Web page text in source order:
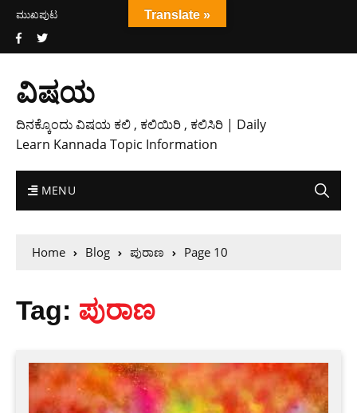
ಮುಖಪುಟ
ವಿಷಯ
ದಿನಕ್ಕೊಂದು ವಿಷಯ ಕಲಿ , ಕಲಿಯಿರಿ , ಕಲಿಸಿರಿ | Daily
Learn Kannada Topic Information
MENU
Home Blog ಪುರಾಣ Page 10
Tag: ಪುರಾಣ
Translate »